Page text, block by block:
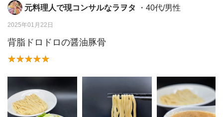
元料理人で現コンサルなラヲタ ・40代/男性
2025年01月22日
背脂ドロドロの醤油豚骨